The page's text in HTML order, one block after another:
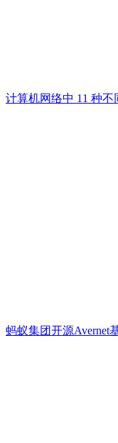
计算机网络中 11 种不
蚂蚁集团开源Avernet